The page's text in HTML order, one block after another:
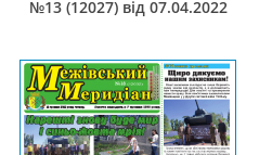
№13 (12027) від 07.04.2022